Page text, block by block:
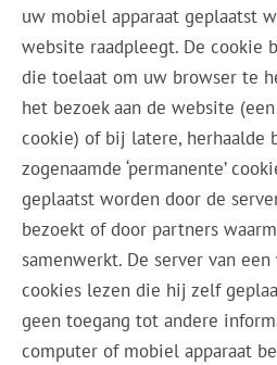
uw mobiel apparaat geplaatst
website raadpleegt. De cookie
die toelaat om uw browser te
het bezoek aan de website (een
cookie) of bij latere, herhaalde
zogenaamde ‘permanente’
geplaatst worden door de
bezoekt of door partners
samenwerkt. De server van
cookies lezen die hij zelf
geen toegang tot andere
computer of mobiel apparaat